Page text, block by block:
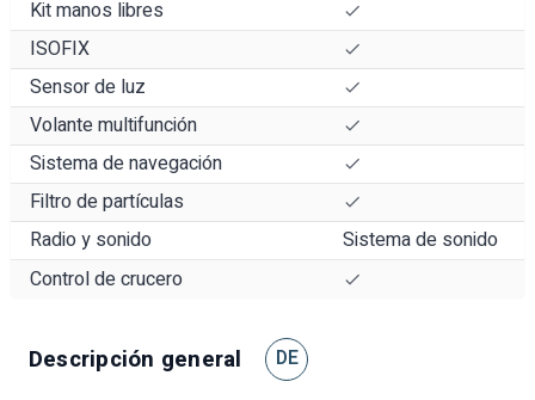
Kit manos libres
ISOFIX
Sensor de luz
Volante multifunción
Sistema de navegación
Filtro de partículas
Radio y sonido
Sistema de sonido
Control de crucero
Descripción general DE